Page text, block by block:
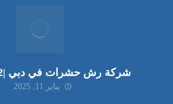
شركة رش حشرات في دبي |0545704502
يناير 11, 2025